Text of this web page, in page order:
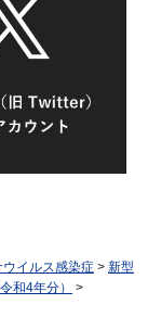
イルス感染症 > 新型
和4年分）
>